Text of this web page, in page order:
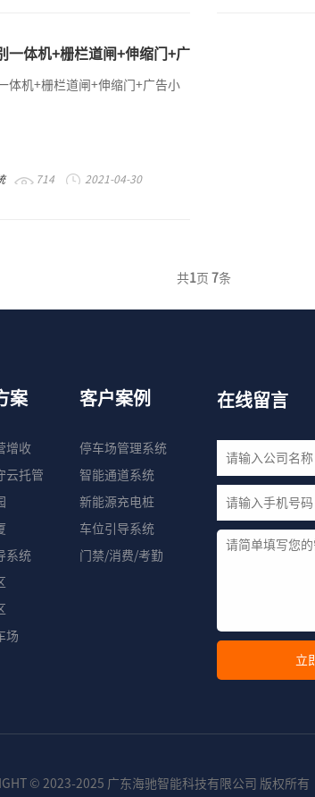
一体机+栅栏道闸+伸缩门+广
体机+栅栏道闸+伸缩门+广告小
714 2021-04-30
共1页 7条
案
增收
云托管
系统
场
客户案例
停车场管理系统
智能通道系统
新能源充电桩
车位引导系统
门禁/消费/考勤
在线留言
© 2023-2025 广东海驰智能科技有限公司 版权所有